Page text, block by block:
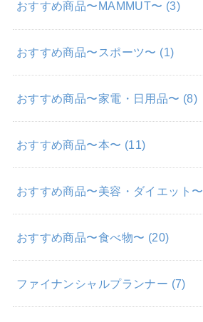
おすすめ商品〜MAMMUT〜 (3)
おすすめ商品〜スポーツ〜 (1)
おすすめ商品〜家電・日用品〜 (8)
おすすめ商品〜本〜 (11)
おすすめ商品〜美容・ダイエット〜
おすすめ商品〜食べ物〜 (20)
ファイナンシャルプランナー (7)